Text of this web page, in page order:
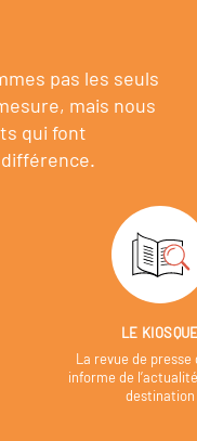
pas les seuls
mais nous
qui font
LE
La revue de presse
informe de
destination